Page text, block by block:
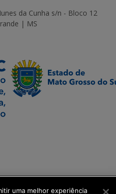
da Cunha s/n - Bloco 12
| MS
uma melhor experiência